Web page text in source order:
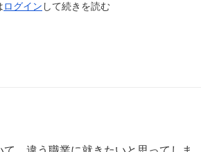
ログイン して続きを読む